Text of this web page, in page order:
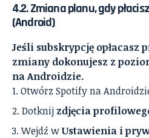
4.2. Zmiana planu, gdy
(Android)
Jeśli subskrypcję opłacasz
zmiany dokonujesz z
na Androidzie.
Otwórz Spotify na
Dotknij zdjęcia
Wejdź wUstawienia i